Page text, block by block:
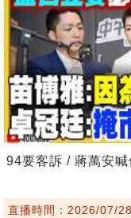
94要客訴 / 蔣萬安
直播時間：2026/07/